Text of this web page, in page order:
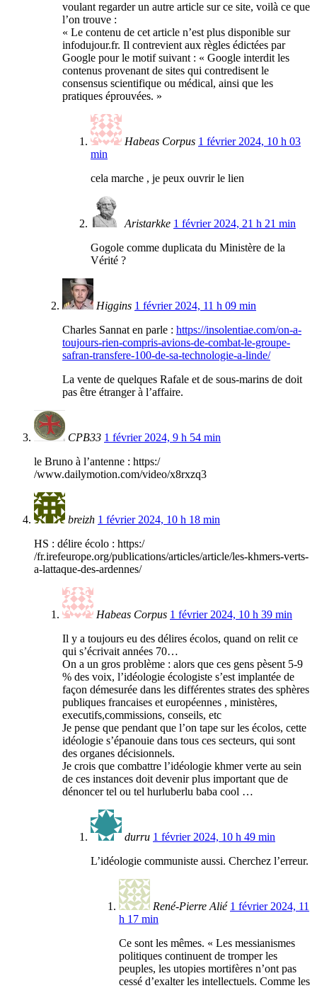
voulant regarder un autre article sur ce site, voilà ce que
l’on trouve :
« Le contenu de cet article n’est plus disponible sur
infodujour.fr. Il contrevient aux règles édictées par
Google pour le motif suivant : « Google interdit les
contenus provenant de sites qui contredisent le
consensus scientifique ou médical, ainsi que les
pratiques éprouvées. »
Habeas Corpus 1 février 2024, 10 h 03
min
cela marche , je peux ouvrir le lien
Aristarkke 1 février 2024, 21 h 21 min
Gogole comme duplicata du Ministère de la
Vérité ?
Higgins 1 février 2024, 11 h 09 min
Charles Sannat en parle : https://insolentiae.com/on-a-
toujours-rien-compris-avions-de-combat-le-groupe-
safran-transfere-100-de-sa-technologie-a-linde/
La vente de quelques Rafale et de sous-marins de doit
pas être étranger à l’affaire.
CPB33 1 février 2024, 9 h 54 min
le Bruno à l’antenne : https:/
/www.dailymotion.com/video/x8rxzq3
breizh 1 février 2024, 10 h 18 min
HS : délire écolo : https:/
/fr.irefeurope.org/publications/articles/article/les-khmers-verts-
a-lattaque-des-ardennes/
Habeas Corpus 1 février 2024, 10 h 39 min
Il y a toujours eu des délires écolos, quand on relit ce
qui s’écrivait années 70…
On a un gros problème : alors que ces gens pèsent 5-9
% des voix, l’idéologie écologiste s’est implantée de
façon démesurée dans les différentes strates des sphères
publiques francaises et européennes , ministères,
executifs,commissions, conseils, etc
Je pense que pendant que l’on tape sur les écolos, cette
idéologie s’épanouie dans tous ces secteurs, qui sont
des organes décisionnels.
Je crois que combattre l’idéologie khmer verte au sein
de ces instances doit devenir plus important que de
dénoncer tel ou tel hurluberlu baba cool …
durru 1 février 2024, 10 h 49 min
L’idéologie communiste aussi. Cherchez l’erreur.
René-Pierre Alié 1 février 2024, 11
h 17 min
Ce sont les mêmes. « Les messianismes
politiques continuent de tromper les
peuples, les utopies mortifères n’ont pas
cessé d’exalter les intellectuels. Comme les